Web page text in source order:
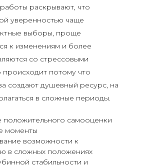
раскрывают, что
уверенностью чаще
выборы, проще
к изменениям и более
со стрессовыми
потому что
создают душевный ресурс, на
в сложные периоды.
самооценки
моменты
возможности к
в сложных положениях
стабильности и